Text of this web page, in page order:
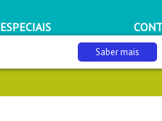
ESPECIAIS
Saber mais